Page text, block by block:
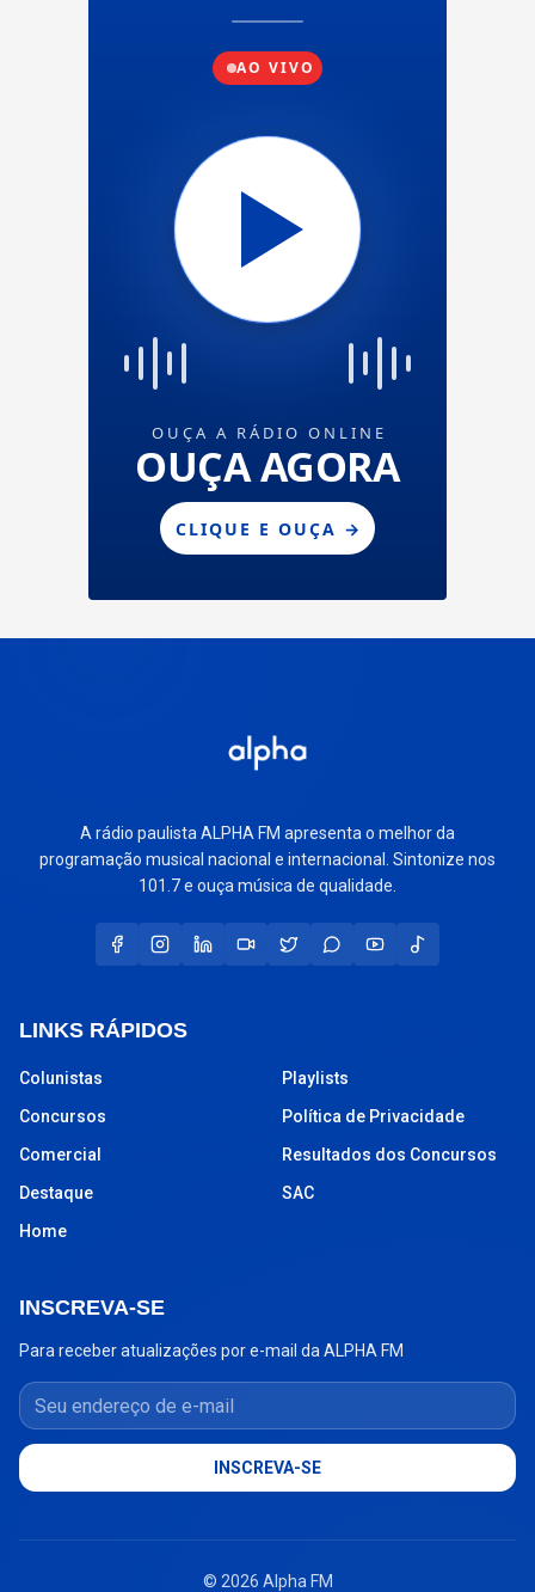
A rádio paulista ALPHA FM apresenta o melhor da
programação musical nacional e internacional. Sintonize nos
101.7 e ouça música de qualidade.
LINKS RÁPIDOS
Colunistas
Concursos
Comercial
Destaque
Home
Playlists
Política de Privacidade
Resultados dos Concursos
SAC
INSCREVA-SE
Para receber atualizações por e-mail da ALPHA FM
Seu endereço de e-mail
INSCREVA-SE
© 2026 Alpha FM